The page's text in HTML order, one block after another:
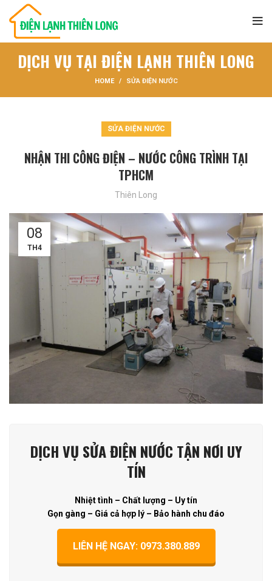
DỊCH VỤ TẠI ĐIỆN LẠNH THIÊN LONG
HOME SỬA ĐIỆN NƯỚC
SỬA ĐIỆN NƯỚC
NHẬN THI CÔNG ĐIỆN – NƯỚC CÔNG TRÌNH TẠI
TPHCM
Thiên Long
08
TH4
DỊCH VỤ SỬA ĐIỆN NƯỚC TẬN NƠI UY
TÍN
Nhiệt tình – Chất lượng – Uy tín
Gọn gàng – Giá cả hợp lý – Bảo hành chu đáo
LIÊN HỆ NGAY: 0973.380.889